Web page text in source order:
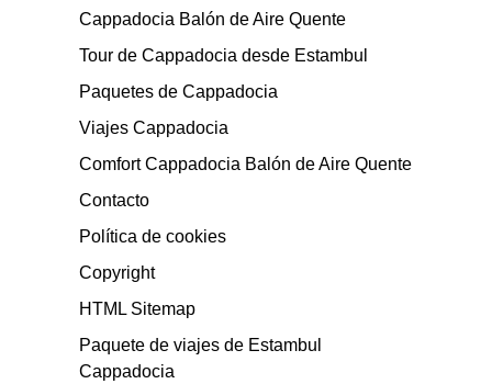
Cappadocia Balón de Aire Quente
Tour de Cappadocia desde Estambul
Paquetes de Cappadocia
Viajes Cappadocia
Comfort Cappadocia Balón de Aire Quente
Contacto
Política de cookies
Copyright
HTML Sitemap
Paquete de viajes de Estambul
Cappadocia